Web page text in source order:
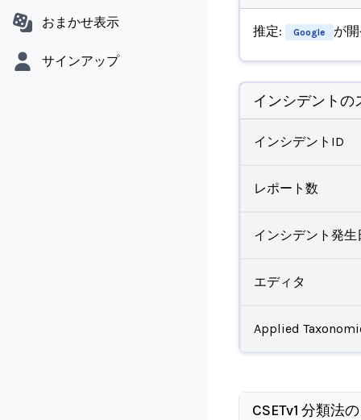
おまかせ表示
サインアップ
推定: Google が
インシデントの
インシデントID
レポート数
インシデント発生
エディタ
Applied
CSETv1 分類法